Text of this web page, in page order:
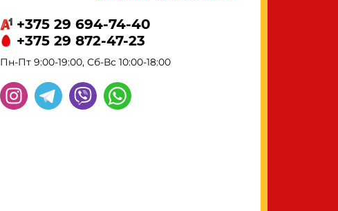
+375 29 694-74-40
+375 29 872-47-23
Пн-Пт 9:00-19:00, Сб-Вс 10:00-18:00